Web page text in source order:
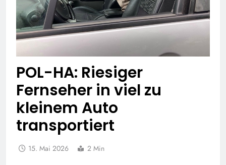
POL-HA: Riesiger
Fernseher in viel zu
kleinem Auto
transportiert
15. Mai 2026 2 Min